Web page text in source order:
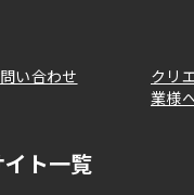
い合わせ
クリ
業様
イト一覧